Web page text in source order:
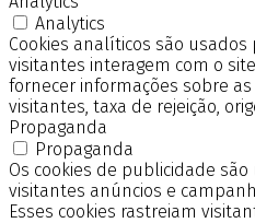
Analytics
Cookies analíticos são
visitantes interagem com o
fornecer informações sobre
visitantes, taxa de rejeição,
Propaganda
Propaganda
Os cookies de publicidade
visitantes anúncios e
Esses cookies rastreiam